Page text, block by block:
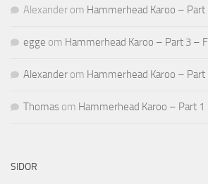
Alexander om Hammerhead Karoo – Part
egge om Hammerhead Karoo – Part 3 –
Alexander om Hammerhead Karoo –
Thomas om Hammerhead Karoo – Part 1
SIDOR